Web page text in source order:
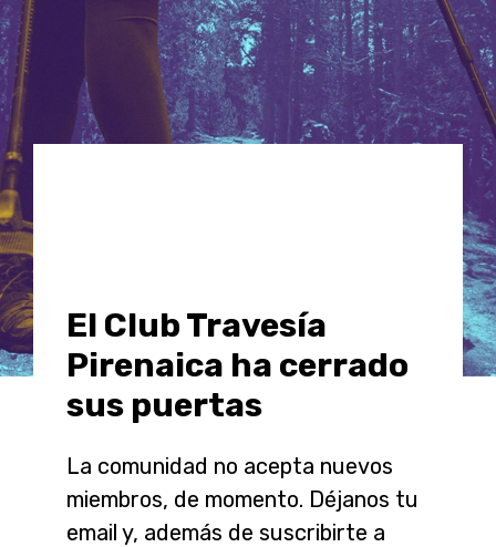
El Club Travesía
Pirenaica ha cerrado
sus puertas
La comunidad no acepta nuevos
miembros, de momento. Déjanos tu
email y, además de suscribirte a